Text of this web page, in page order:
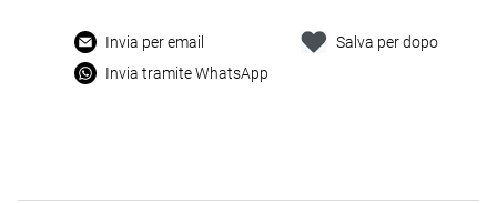
Invia per email
Invia tramite WhatsApp
Salva per dopo